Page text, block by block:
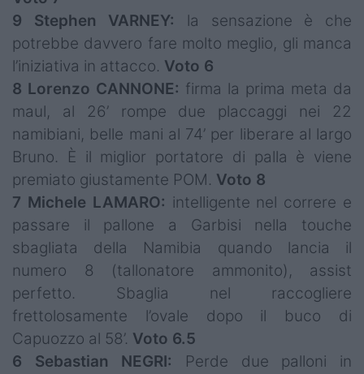
9 Stephen VARNEY:
la sensazione è che
potrebbe davvero fare molto meglio, gli manca
l’iniziativa in attacco. Voto 6
8 Lorenzo CANNONE: firma la prima meta da
maul, al 26’ rompe due placcaggi nei 22
namibiani, belle mani al 74’ per liberare al largo
Bruno. È il miglior portatore di palla è viene
premiato giustamente POM. Voto 8
7 Michele LAMARO: intelligente nel correre e
passare il pallone a Garbisi nella touche
sbagliata della Namibia quando lancia il
numero 8 (tallonatore ammonito), assist
perfetto. Sbaglia nel raccogliere
frettolosamente l’ovale dopo il buco di
Capuozzo al 58’. Voto 6.5
6 Sebastian NEGRI:
Perde due palloni in